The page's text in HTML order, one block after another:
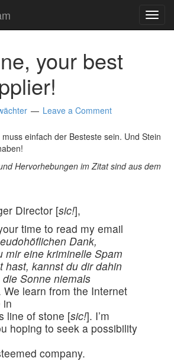
your best
Leave a Comment
einfach der Besteste sein. Und Stein
Hervorhebungen im Zitat sind aus dem
Director [sic!],
time to read my email
Dank,
mir eine kriminelle Spam
hast, kannst du dir dahin
Sonne niemals
We learn from the Internet
in
line of stone [sic!]. I’m
hoping to seek a possibility
company.